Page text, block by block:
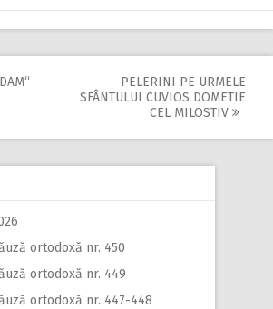
PELERINI PE URMELE
SFÂNTULUI CUVIOS DOMETIE
CEL MILOSTIV
ortodoxă nr. 450
ortodoxă nr. 449
ortodoxă nr. 447-448